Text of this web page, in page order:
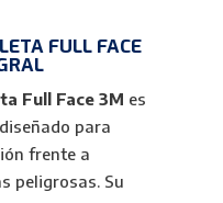
FULL FACE
Full Face 3M es
para
frente a
peligrosas. Su